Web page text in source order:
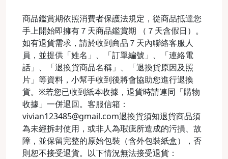
商品鑑賞期依照消費者保護法規定，從商品抵達您
手上開始即擁有７天商品鑑賞期 （７天含假日）。
如有退貨需求，請於收到商品７天內聯絡客服人
員，並提供「姓名」、「訂單編號」、「連絡電
話」、「退換貨商品名稱」、「退換貨原因及照
片」等資料，小幫手收到後將會協助您進行退換
貨。※若您已收到紙本收據，退貨時請連同「購物
收據」一併退回。客服信箱：
vivian123485@gmail.com退換貨須知退貨商品須
為未經拆封使用，或非人為瑕疵所造成的污損、故
障，並保留完整的原始包裝（含外包裝紙盒），否
則恕不接受退貨。以下情況無法接受退貨：